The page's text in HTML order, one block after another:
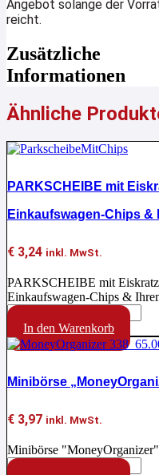
Angebot solange der
reicht.
Zusätzliche
Informationen
Ähnliche
PARKSCHEIBE mit
Einkaufswagen-Chips &
€ 3,24 inkl. MwSt.
PARKSCHEIBE mit
Einkaufswagen-Chips &
In den Warenkorb
Minibörse
€ 3,97 inkl. MwSt.
Minibörse